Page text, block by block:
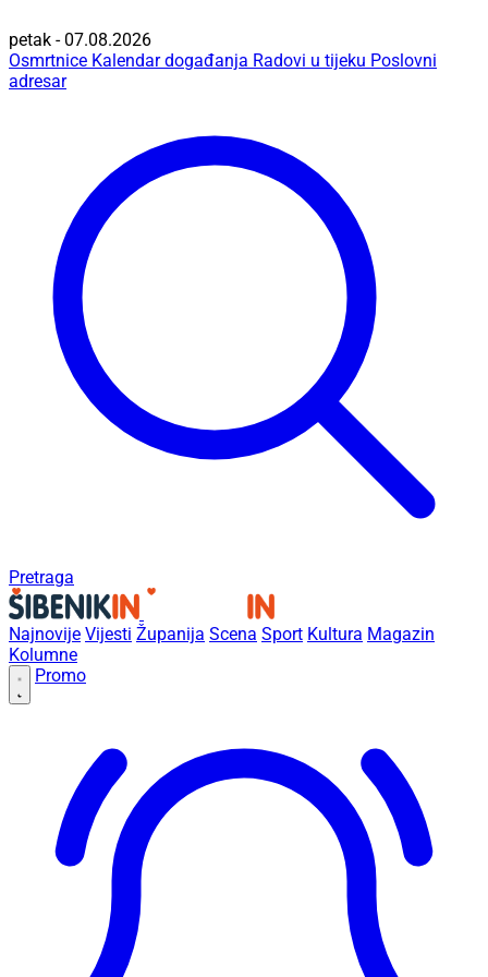
petak - 07.08.2026
Osmrtnice Kalendar događanja Radovi u tijeku Poslovni
adresar
Pretraga
Najnovije Vijesti Županija Scena Sport Kultura Magazin
Kolumne
Promo